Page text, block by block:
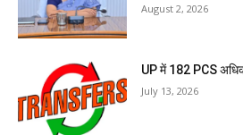
August 2, 2026
UP में 182 PCS
July 13, 2026